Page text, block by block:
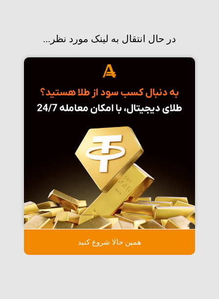
در حال انتقال به لینک مورد نظر...
همین حالا شروع کنید